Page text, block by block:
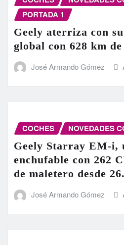
PORTADA 1
Geely aterriza con
global con 628 km
José Armando Gómez
COCHES NOVEDADES
Geely Starray EM-i,
enchufable con 262
de maletero desde
José Armando Gómez